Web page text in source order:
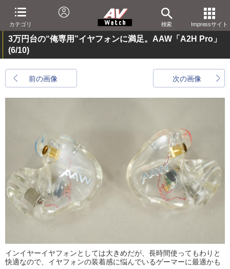
カテゴリ 検索 Impressサイト
3万円台の“俺専用”イヤフォンに満足。AAW「A2H Pro」
(6/10)
前の画像 次の画像
インイヤーイヤフォンとしては大きめだが、長時間使ってもわりと
快適なので、イヤフォンの装着感に悩んでいるゲーマーに最適かも